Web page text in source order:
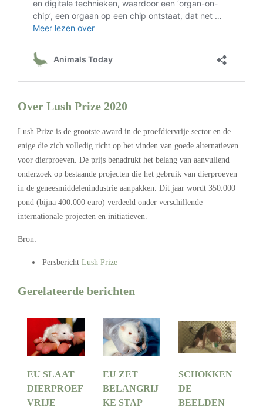
Over Lush Prize 2020
Lush Prize is de grootste award in de proefdiervrije sector en de
enige die zich volledig richt op het vinden van goede alternatieven
voor dierproeven. De prijs benadrukt het belang van aanvullend
onderzoek op bestaande projecten die het gebruik van dierproeven
in de geneesmiddelenindustrie aanpakken. Dit jaar wordt 350.000
pond (bijna 400.000 euro) verdeeld onder verschillende
internationale projecten en initiatieven.
Bron:
Persbericht Lush Prize
Gerelateerde berichten
EU SLAAT
DIERPROEF
VRIJE
EU ZET
BELANGRIJ
KE STAP
SCHOKKEN
DE
BEELDEN